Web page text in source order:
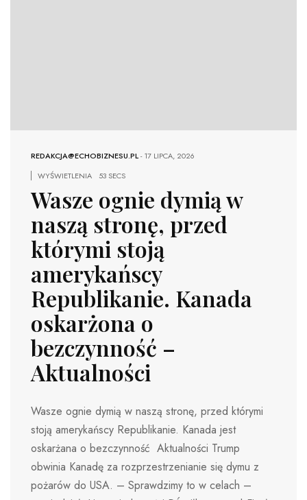
REDAKCJA@ECHOBIZNESU.PL-17 LIPCA, 2026
WYŚWIETLENIA
53 SECS
Wasze ognie dymią w
naszą stronę, przed
którymi stoją
amerykańscy
Republikanie. Kanada
oskarżona o
bezczynność –
Aktualności
Wasze ognie dymią w naszą stronę, przed którymi
stoją amerykańscy Republikanie. Kanada jest
oskarżana o bezczynność Aktualności Trump
obwinia Kanadę za rozprzestrzenianie się dymu z
pożarów do USA. – Sprawdzimy to w celach –